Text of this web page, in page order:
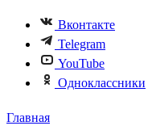
Вконтакте
Telegram
YouTube
Одноклассники
Главная